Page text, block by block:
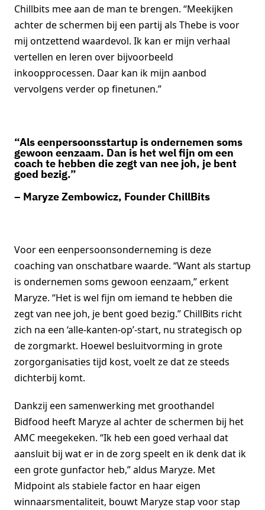
Chillbits mee aan de man te brengen. “Meekijken
achter de schermen bij een partij als Thebe is voor
mij ontzettend waardevol. Ik kan er mijn verhaal
vertellen en leren over bijvoorbeeld
inkoopprocessen. Daar kan ik mijn aanbod
vervolgens verder op finetunen.”
“Als eenpersoonsstartup is ondernemen soms
gewoon eenzaam. Dan is het wel fijn om een
coach te hebben die zegt van nee joh, je bent
goed bezig.”
– Maryze Zembowicz, Founder ChillBits
Voor een eenpersoonsonderneming is deze
coaching van onschatbare waarde. “Want als startup
is ondernemen soms gewoon eenzaam,” erkent
Maryze. “Het is wel fijn om iemand te hebben die
zegt van nee joh, je bent goed bezig.” ChillBits richt
zich na een ‘alle-kanten-op’-start, nu strategisch op
de zorgmarkt. Hoewel besluitvorming in grote
zorgorganisaties tijd kost, voelt ze dat ze steeds
dichterbij komt.
Dankzij een samenwerking met groothandel
Bidfood heeft Maryze al achter de schermen bij het
AMC meegekeken. “Ik heb een goed verhaal dat
aansluit bij wat er in de zorg speelt en ik denk dat ik
een grote gunfactor heb,” aldus Maryze. Met
Midpoint als stabiele factor en haar eigen
winnaarsmentaliteit, bouwt Maryze stap voor stap